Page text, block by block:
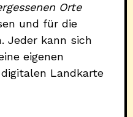
Orte
und für die
Jeder kann sich
eigenen
Landkarte